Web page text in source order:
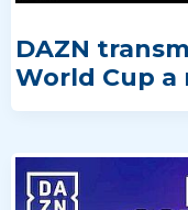
DAZN
World Cup a